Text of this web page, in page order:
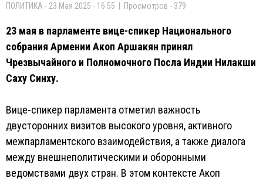
ПОЛИТИКА - 23 Мая 2025 - 16:55 | Просмотров - 379
23 мая в парламенте вице-спикер Национального
собрания Армении Акоп Аршакян принял
Чрезвычайного и Полномочного Посла Индии Нилакши
Саху Синху.
Вице-спикер парламента отметил важность
двусторонних визитов высокого уровня, активного
межпарламентского взаимодействия, а также диалога
между внешнеполитическими и оборонными
ведомствами двух стран. В этом контексте Акоп